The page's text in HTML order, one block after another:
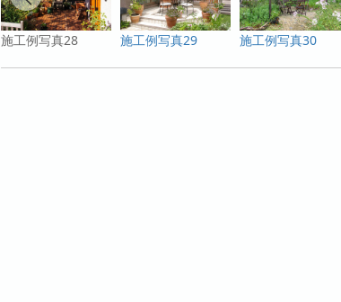
施工例写真28 施工例写真29 施工例写真30